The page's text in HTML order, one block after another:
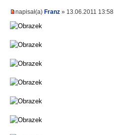
napisał(a) Franz » 13.06.2011 13:58